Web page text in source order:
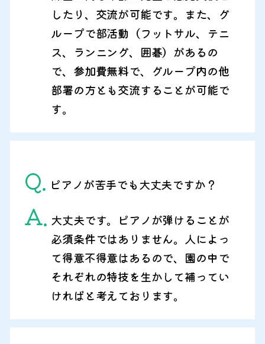
したり、交流が可能です。また、グ
ループで部活動（フットサル、テニ
ス、ランニング、囲碁）があるの
で、参加費無料で、グループ内の他
部署の方とも交流することが可能で
す。
Q. ピアノが苦手でも大丈夫ですか？
A. 大丈夫です。ピアノが弾けることが
必須条件ではありません。人によっ
て得意不得意はあるので、園の中で
それぞれの特技を生かして補ってい
ければと考えております。